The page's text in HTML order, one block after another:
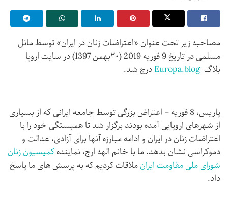
مصاحبه زیر تحت عنوان «اعتراضات زنان در ایران» توسط مانل
مسلمی در تاریخ 9 فوریه 2019 (۲۰بهمن 1397) در سایت اروپا
بلاگ Europa.blogدرج شد.
پاریس، 8 فوریه – اعتراض بزرگی توسط جامعه ایرانی که از بسیاری
از شهرهای اروپایی آمده بودند برگزار شد تا همبستگی خود را با
اعتراضات زنان در ایران و ادامه مبارزه آنها برای آزادی، عدالت و
دموکراسی نشان بدهد. ما با خانم الهه ارج، نمایندهكمیسیون زنان
شورای ملی مقاومت ایرانملاقات کردیم كه به پرسش های ما پاسخ
داد.